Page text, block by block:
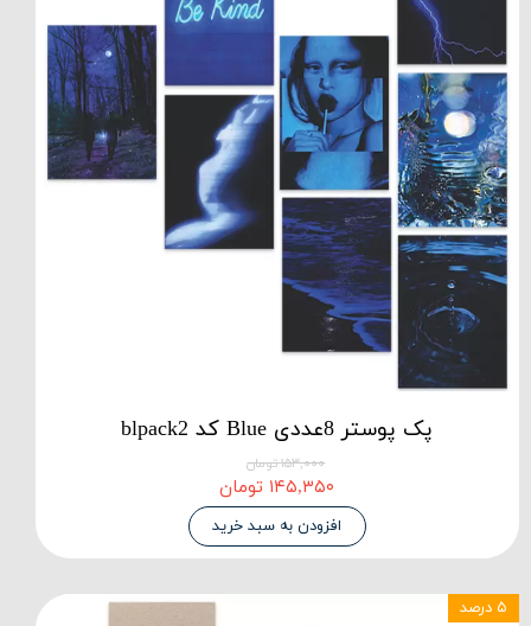
پک پوستر 8عددی Blue کد blpack2
۱۵۳,۰۰۰ تومان
۱۴۵,۳۵۰ تومان
افزودن به سبد خرید
۵ درصد